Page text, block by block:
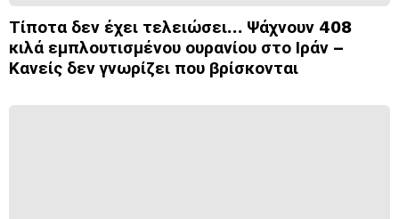
Τίποτα δεν έχει τελειώσει… Ψάχνουν 408
κιλά εμπλουτισμένου ουρανίου στο Ιράν –
Κανείς δεν γνωρίζει που βρίσκονται